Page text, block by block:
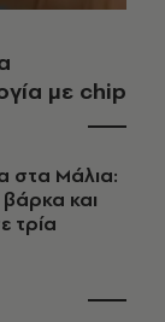
με chip
στα Μάλια:
και
τρία